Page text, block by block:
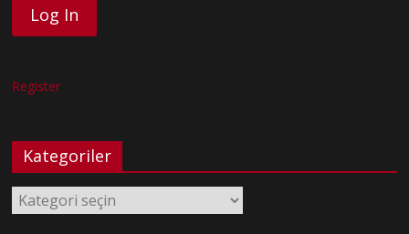
Register
Kategoriler
Kategoriler